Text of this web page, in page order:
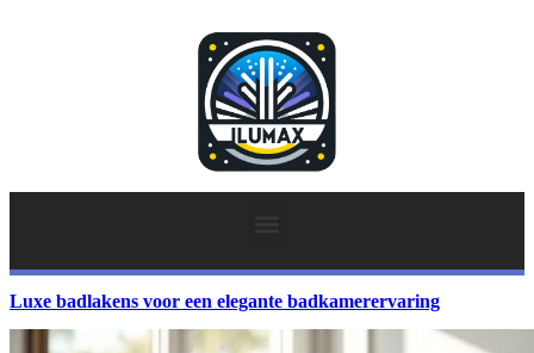
Luxe badlakens voor een elegante badkamerervaring